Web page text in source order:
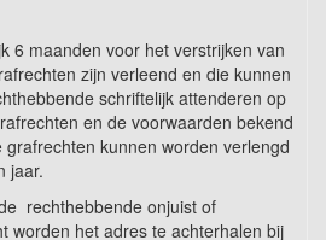
6 maanden voor het verstrijken van
zijn verleend en die kunnen
schriftelijk attenderen op
en de voorwaarden bekend
kunnen worden verlengd
jaar.
rechthebbende onjuist of
worden het adres te achterhalen bij